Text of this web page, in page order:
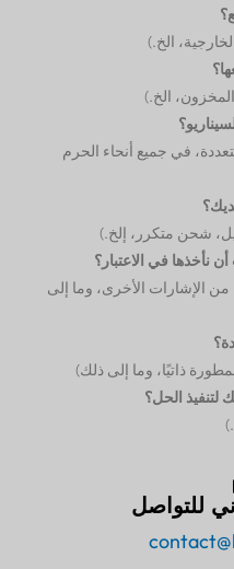
الخ.)
الخ.)
في جميع أنحاء الحرم
شحن متكرر، إلخ.)
نأخذها في الاعتبار؟
من الإشارات الأخرى، وما إلى
ذاتيًا، وما إلى ذلك)
لتنفيذ الحل؟
للتواصل